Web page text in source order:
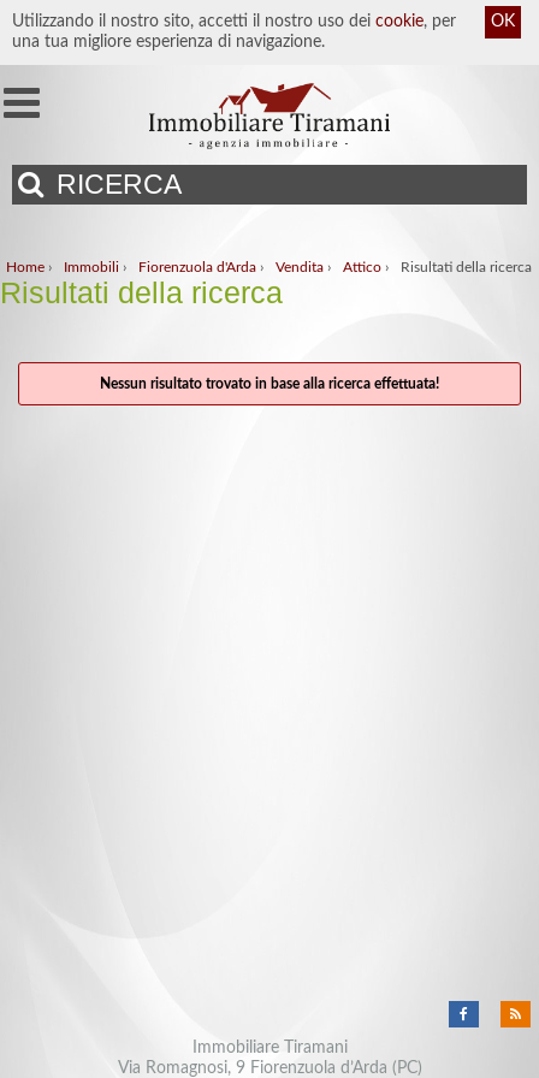
Utilizzando il nostro sito, accetti il nostro uso dei cookie, per
una tua migliore esperienza di navigazione.
OK
RICERCA
Home › Immobili › Fiorenzuola d'Arda › Vendita › Attico › Risultati della ricerca
Risultati della ricerca
Nessun risultato trovato in base alla ricerca effettuata!
Immobiliare Tiramani
Via Romagnosi, 9 Fiorenzuola d’Arda (PC)